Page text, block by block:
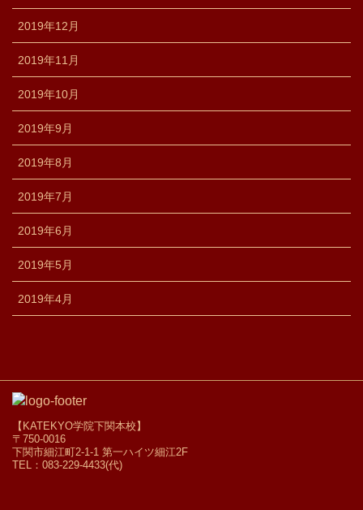
2019年12月
2019年11月
2019年10月
2019年9月
2019年8月
2019年7月
2019年6月
2019年5月
2019年4月
【KATEKYO学院下関本校】
〒750-0016
下関市細江町2-1-1 第一ハイツ細江2F
TEL：083-229-4433(代)